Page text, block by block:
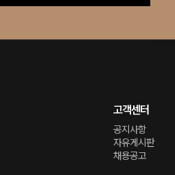
고객센터
공지사항
자유게시판
채용공고